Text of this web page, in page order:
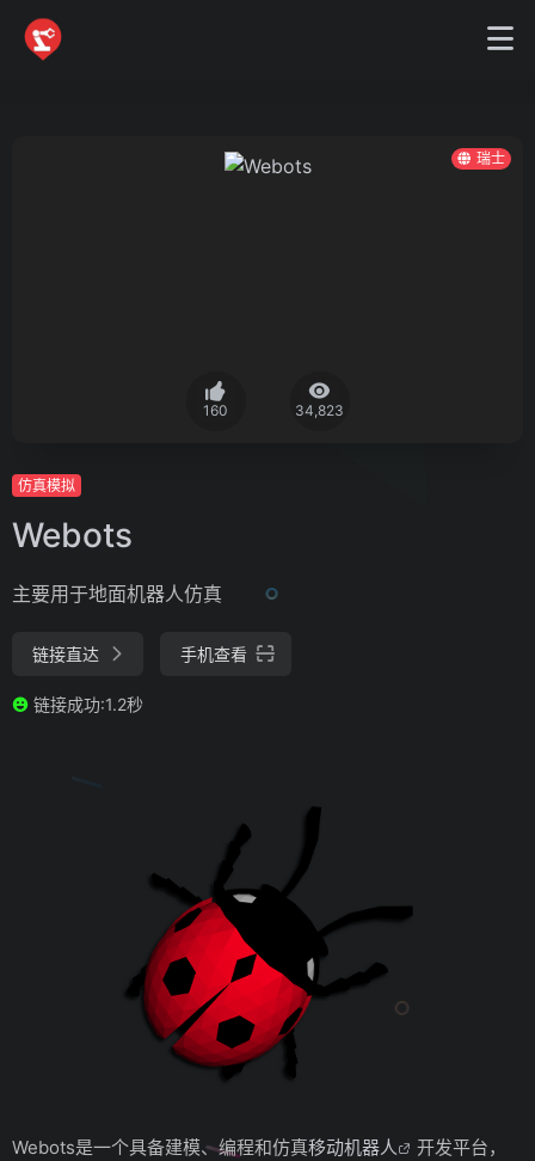
瑞士
160 34,823
仿真模拟
Webots
主要用于地面机器人仿真
链接直达 手机查看
链接成功:1.2秒
Webots是一个具备建模、编程和仿真移动机器人
开发平台，